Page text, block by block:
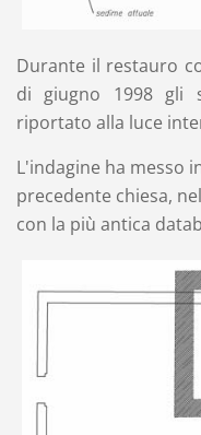
Durante il restauro
di giugno 1998 gli
riportato alla luce
L'indagine ha messo
precedente chiesa,
con la più antica